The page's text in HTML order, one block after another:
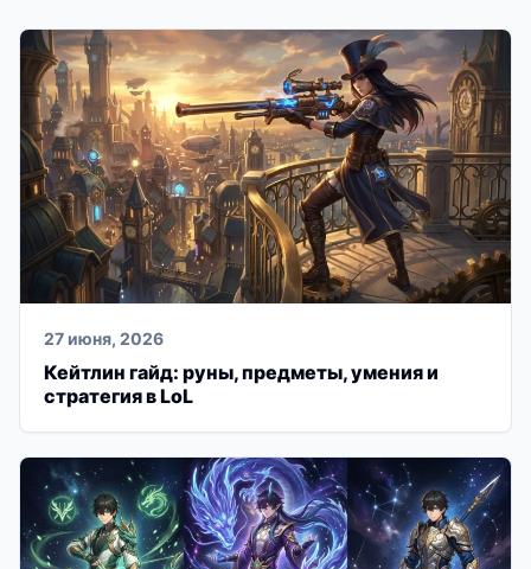
27 июня, 2026
Кейтлин гайд: руны, предметы, умения и
стратегия в LoL